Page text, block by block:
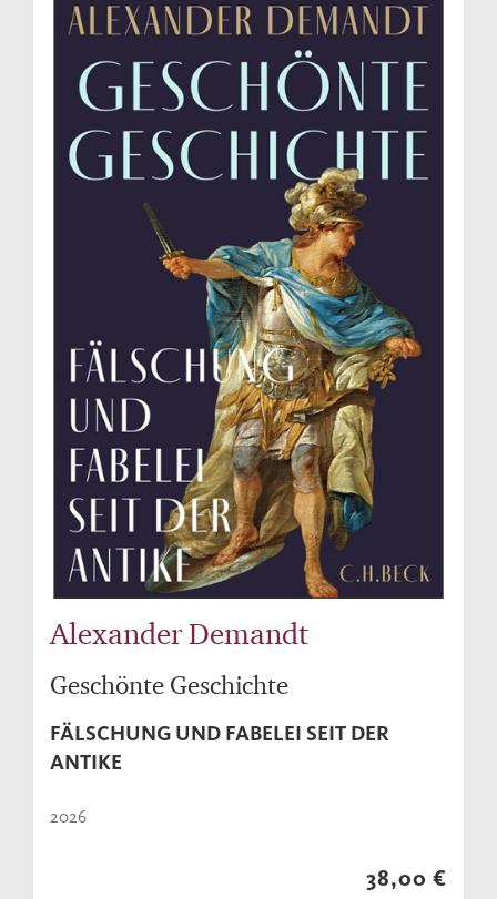
Alexander Demandt
Geschönte Geschichte
FÄLSCHUNG UND FABELEI SEIT DER
ANTIKE
2026
38,00 €